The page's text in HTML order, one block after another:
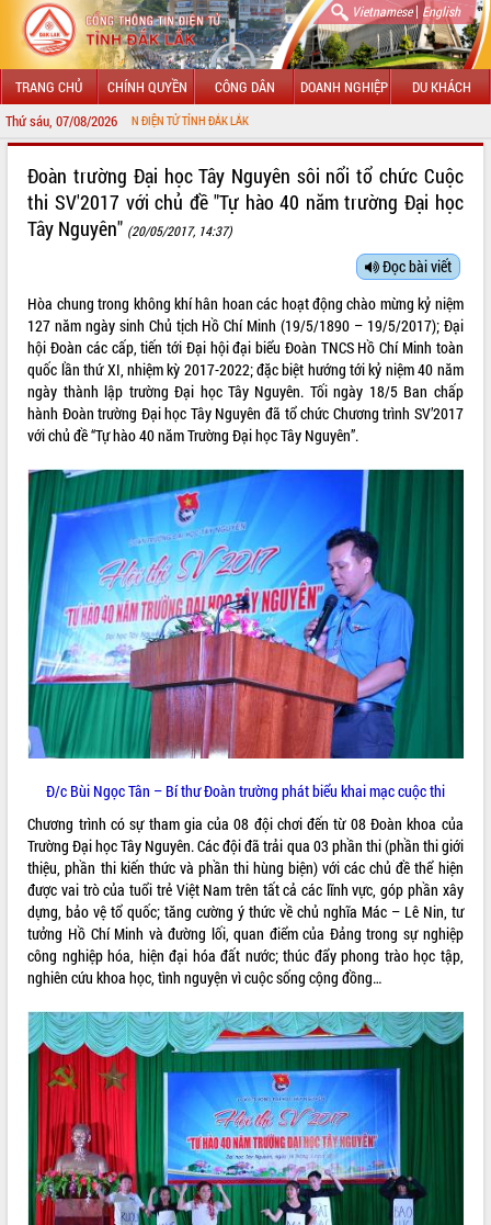
Vietnamese| English
TRANG CHỦ CHÍNH QUYỀN CÔNG DÂN DOANH NGHIỆP DU KHÁCH
Thứ sáu, 07/08/2026
TIN ĐIỆN TỬ TỈNH ĐẮK LẮK
LÃNH ĐẠO UBND TỈNH
SỞ, BAN, NGÀNH
UBND CÁC XÃ, PHƯỜNG
THÔNG TIN CHỈ ĐẠO ĐIỀU HÀNH
HỆ THỐNG VĂN BẢN
VĂN BẢN HĐND TỈNH
ĐIỂM TIN VĂN BẢN
QUY HOẠCH - KẾ HOẠCH
VIDEO
Không có file video nào để phát.
ALBUM ẢNH
Đoàn trường Đại học Tây Nguyên sôi nổi tổ chức Cuộc
thi SV'2017 với chủ đề "Tự hào 40 năm trường Đại học
Tây Nguyên" (20/05/2017, 14:37)
Đọc bài viết
Hòa chung trong không khí hân hoan các hoạt động chào mừng kỷ niệm
127 năm ngày sinh Chủ tịch Hồ Chí Minh (19/5/1890 – 19/5/2017); Đại
hội Đoàn các cấp, tiến tới Đại hội đại biểu Đoàn TNCS Hồ Chí Minh toàn
quốc lần thứ XI, nhiệm kỳ 2017-2022; đặc biệt hướng tới kỷ niệm 40 năm
ngày thành lập trường Đại học Tây Nguyên. Tối ngày 18/5 Ban chấp
hành Đoàn trường Đại học Tây Nguyên đã tổ chức Chương trình SV’2017
với chủ đề “Tự hào 40 năm Trường Đại học Tây Nguyên”.
Đ/c Bùi Ngọc Tân – Bí thư Đoàn trường phát biểu khai mạc cuộc thi
Chương trình có sự tham gia của 08 đội chơi đến từ 08 Đoàn khoa của
Trường Đại học Tây Nguyên. Các đội đã trải qua 03 phần thi (phần thi giới
thiệu, phần thi kiến thức và phần thi hùng biện) với các chủ đề thể hiện
được vai trò của tuổi trẻ Việt Nam trên tất cả các lĩnh vực, góp phần xây
dựng, bảo vệ tổ quốc; tăng cường ý thức về chủ nghĩa Mác – Lê Nin, tư
tưởng Hồ Chí Minh và đường lối, quan điểm của Đảng trong sự nghiệp
công nghiệp hóa, hiện đại hóa đất nước; thúc đẩy phong trào học tập,
nghiên cứu khoa học, tình nguyện vì cuộc sống cộng đồng…